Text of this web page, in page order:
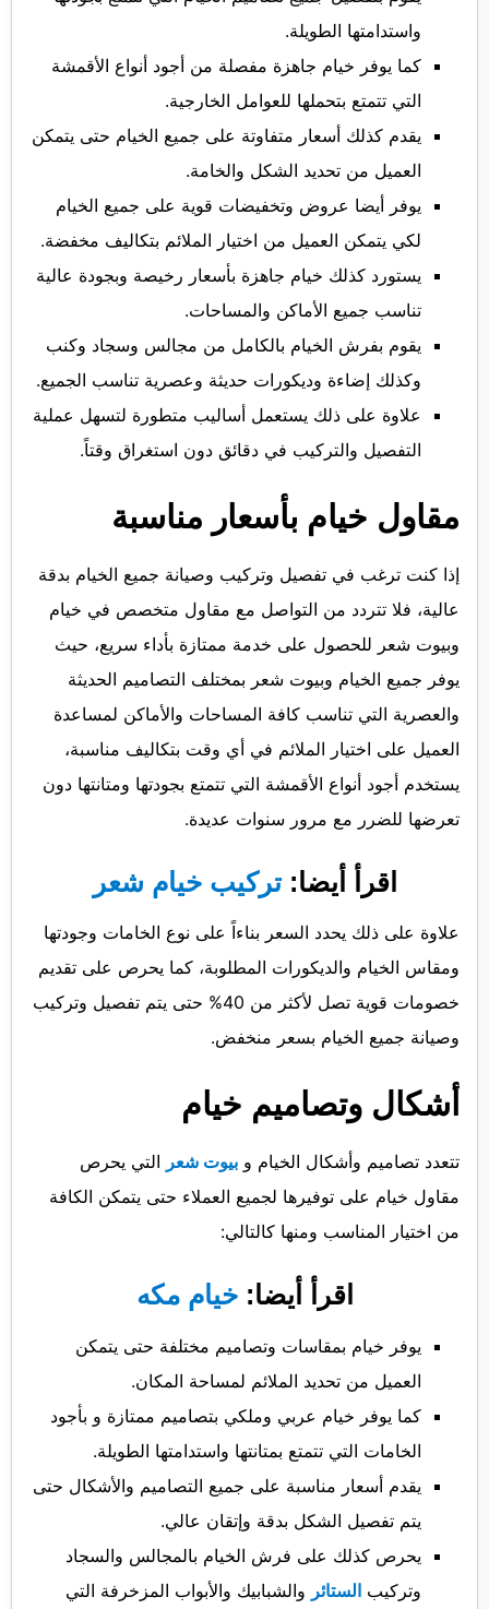
واستدامتها الطويلة.
كما يوفر خيام جاهزة مفصلة من أجود أنواع الأقمشة
التي تتمتع بتحملها للعوامل الخارجية.
يقدم كذلك أسعار متفاوتة على جميع الخيام حتى يتمكن
العميل من تحديد الشكل والخامة.
يوفر أيضا عروض وتخفيضات قوية على جميع الخيام
لكي يتمكن العميل من اختيار الملائم بتكاليف مخفضة.
يستورد كذلك خيام جاهزة بأسعار رخيصة وبجودة عالية
تناسب جميع الأماكن والمساحات.
يقوم بفرش الخيام بالكامل من مجالس وسجاد وكنب
وكذلك إضاءة وديكورات حديثة وعصرية تناسب الجميع.
علاوة على ذلك يستعمل أساليب متطورة لتسهل عملية
التفصيل والتركيب في دقائق دون استغراق وقتاً.
مقاول خيام بأسعار مناسبة
إذا كنت ترغب في تفصيل وتركيب وصيانة جميع الخيام بدقة
عالية، فلا تتردد من التواصل مع مقاول متخصص في خيام
وبيوت شعر للحصول على خدمة ممتازة بأداء سريع، حيث
يوفر جميع الخيام وبيوت شعر بمختلف التصاميم الحديثة
والعصرية التي تناسب كافة المساحات والأماكن لمساعدة
العميل على اختيار الملائم في أي وقت بتكاليف مناسبة،
يستخدم أجود أنواع الأقمشة التي تتمتع بجودتها ومتانتها دون
تعرضها للضرر مع مرور سنوات عديدة.
اقرأ أيضا:تركيب خيام شعر
علاوة على ذلك يحدد السعر بناءاً على نوع الخامات وجودتها
ومقاس الخيام والديكورات المطلوبة، كما يحرص على تقديم
خصومات قوية تصل لأكثر من 40% حتى يتم تفصيل وتركيب
وصيانة جميع الخيام بسعر منخفض.
أشكال وتصاميم خيام
تتعدد تصاميم وأشكال الخيام و بيوت شعر التي يحرص
مقاول خيام على توفيرها لجميع العملاء حتى يتمكن الكافة
من اختيار المناسب ومنها كالتالي:
اقرأ أيضا:خيام مكه
يوفر خيام بمقاسات وتصاميم مختلفة حتى يتمكن
العميل من تحديد الملائم لمساحة المكان.
كما يوفر خيام عربي وملكي بتصاميم ممتازة و بأجود
الخامات التي تتمتع بمتانتها واستدامتها الطويلة.
يقدم أسعار مناسبة على جميع التصاميم والأشكال حتى
يتم تفصيل الشكل بدقة وإتقان عالي.
يحرص كذلك على فرش الخيام بالمجالس والسجاد
وتركيب الستائر والشبابيك والأبواب المزخرفة التي